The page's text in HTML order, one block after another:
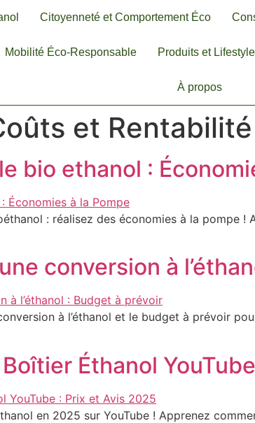
Citoyenneté et Comportement Éco
Mobilité Éco-Responsable Produits et
À propos
et Rentabilité
bio ethanol :
: réalisez des économies à la pompe
conversion à
à l’éthanol et le budget à prévoir
Éthanol
en 2025 sur YouTube ! Apprenez